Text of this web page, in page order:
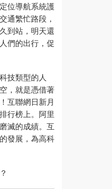
位導航系統護
通繁忙路段，
到站，明天還
們的出行，促
技類型的人
，就是憑借著
互聯網日新月
行榜上。阿里
滅的成績。互
發展，為高科